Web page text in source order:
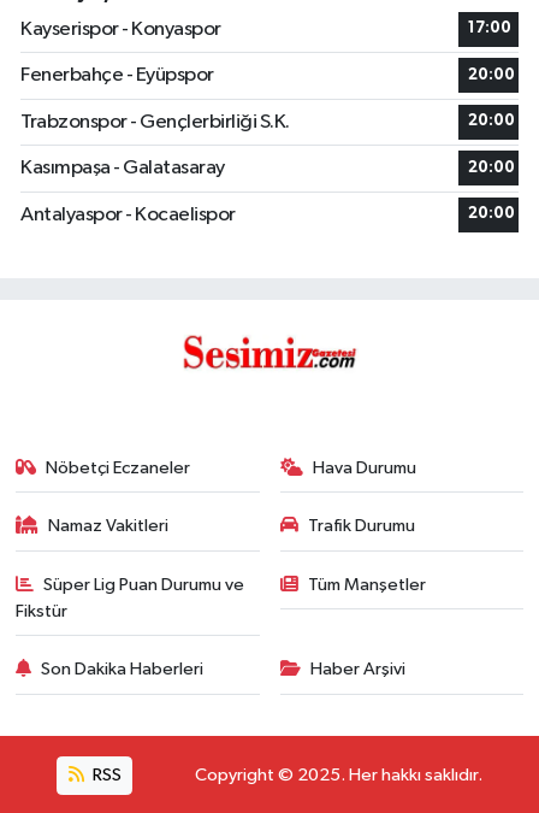
Kayserispor - Konyaspor
17:00
Fenerbahçe - Eyüpspor 20:00
Trabzonspor - Gençlerbirliği S.K. 20:00
Kasımpaşa - Galatasaray 20:00
Antalyaspor - Kocaelispor 20:00
Nöbetçi Eczaneler Hava Durumu
Namaz Vakitleri Trafik Durumu
Süper Lig Puan Durumu ve
Fikstür
Tüm Manşetler
Son Dakika Haberleri Haber Arşivi
RSS Copyright © 2025. Her hakkı saklıdır.